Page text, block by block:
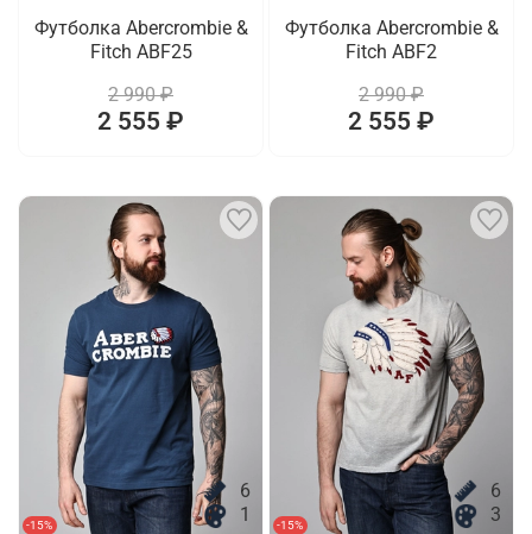
Футболка Abercrombie &
Fitch ABF25
2 990 ₽
2 555 ₽
Футболка Abercrombie &
Fitch ABF2
2 990 ₽
2 555 ₽
-15%
6
1
-15%
6
3